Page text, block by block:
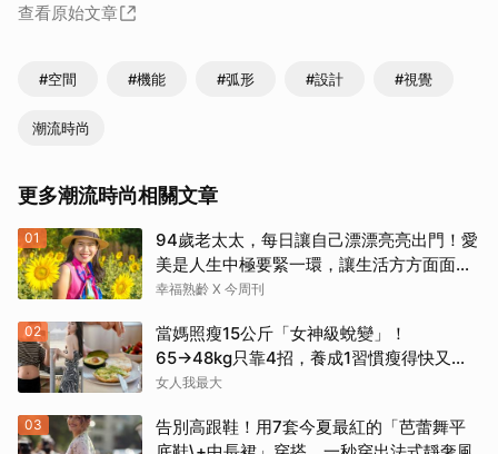
查看原始文章
#空間 #機能 #弧形 #設計 #視覺
潮流時尚
更多潮流時尚相關文章
01
94歲老太太，每日讓自己漂漂亮亮出門！愛
美是人生中極要緊一環，讓生活方方面面，
更加豐富有樂趣
幸福熟齡 X 今周刊
02
當媽照瘦15公斤「女神級蛻變」！
65→48kg只靠4招，養成1習慣瘦得快又不
復胖
女人我最大
03
告別高跟鞋！用7套今夏最紅的「芭蕾舞平